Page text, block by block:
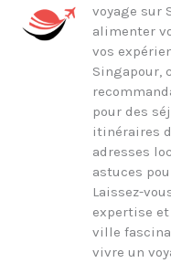
voyage sur
alimenter
vos
Singapour,
pour des
itinéraires
adresses
astuces
Laissez-
expertise
ville
vivre un